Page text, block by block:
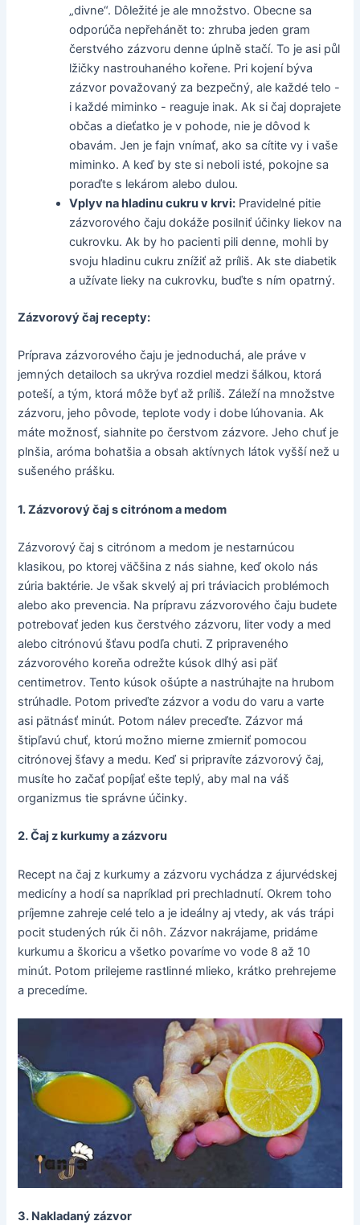
„divne“. Dôležité je ale množstvo. Obecne sa
odporúča nepřehánět to: zhruba jeden gram
čerstvého zázvoru denne úplně stačí. To je asi půl
lžičky nastrouhaného kořene. Pri kojení býva
zázvor považovaný za bezpečný, ale každé telo -
i každé miminko - reaguje inak. Ak si čaj doprajete
občas a dieťatko je v pohode, nie je dôvod k
obavám. Jen je fajn vnímať, ako sa cítite vy i vaše
miminko. A keď by ste si neboli isté, pokojne sa
poraďte s lekárom alebo dulou.
Vplyv na hladinu cukru v krvi: Pravidelné pitie
zázvorového čaju dokáže posilniť účinky liekov na
cukrovku. Ak by ho pacienti pili denne, mohli by
svoju hladinu cukru znížiť až príliš. Ak ste diabetik
a užívate lieky na cukrovku, buďte s ním opatrný.
Zázvorový čaj recepty:
Príprava zázvorového čaju je jednoduchá, ale práve v
jemných detailoch sa ukrýva rozdiel medzi šálkou, ktorá
poteší, a tým, ktorá môže byť až príliš. Záleží na množstve
zázvoru, jeho pôvode, teplote vody i dobe lúhovania. Ak
máte možnosť, siahnite po čerstvom zázvore. Jeho chuť je
plnšia, aróma bohatšia a obsah aktívnych látok vyšší než u
sušeného prášku.
1. Zázvorový čaj s citrónom a medom
Zázvorový čaj s citrónom a medom je nestarnúcou
klasikou, po ktorej väčšina z nás siahne, keď okolo nás
zúria baktérie. Je však skvelý aj pri tráviacich problémoch
alebo ako prevencia. Na prípravu zázvorového čaju budete
potrebovať jeden kus čerstvého zázvoru, liter vody a med
alebo citrónovú šťavu podľa chuti. Z pripraveného
zázvorového koreňa odrežte kúsok dlhý asi päť
centimetrov. Tento kúsok ošúpte a nastrúhajte na hrubom
strúhadle. Potom priveďte zázvor a vodu do varu a varte
asi pätnásť minút. Potom nálev preceďte. Zázvor má
štipľavú chuť, ktorú možno mierne zmierniť pomocou
citrónovej šťavy a medu. Keď si pripravíte zázvorový čaj,
musíte ho začať popíjať ešte teplý, aby mal na váš
organizmus tie správne účinky.
2. Čaj z kurkumy a zázvoru
Recept na čaj z kurkumy a zázvoru vychádza z ájurvédskej
medicíny a hodí sa napríklad pri prechladnutí. Okrem toho
príjemne zahreje celé telo a je ideálny aj vtedy, ak vás trápi
pocit studených rúk či nôh. Zázvor nakrájame, pridáme
kurkumu a škoricu a všetko povaríme vo vode 8 až 10
minút. Potom prilejeme rastlinné mlieko, krátko prehrejeme
a precedíme.
3. Nakladaný zázvor